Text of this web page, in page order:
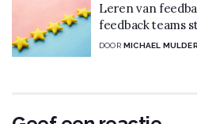
Leren van
feedback teams
DOOR MICHAEL